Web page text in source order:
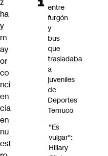
ha
y
m
ay
or
co
nci
en
cia
en
nu
est
entre
furgón
y
bus
que
trasladaba
a
juveniles
de
Deportes
Temuco
"Es
vulgar":
Hillary